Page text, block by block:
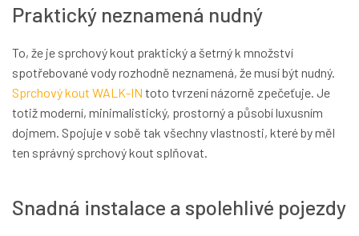
Praktický neznamená nudný
To, že je sprchový kout praktický a šetrný k množství
spotřebované vody rozhodně neznamená, že musí být nudný.
Sprchový kout WALK-IN toto tvrzení názorně zpečeťuje. Je
totiž moderní, minimalistický, prostorný a působí luxusním
dojmem. Spojuje v sobě tak všechny vlastnosti, které by měl
ten správný sprchový kout splňovat.
Snadná instalace a spolehlivé pojezdy